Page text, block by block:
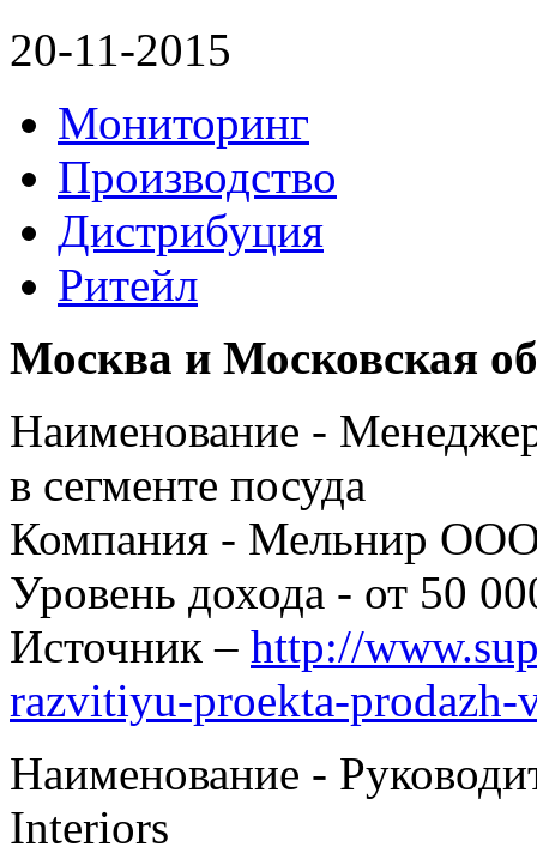
20-11-2015
Мониторинг
Производство
Дистрибуция
Ритейл
Москва и Московская
Наименование -
в сегменте посуда
Компания - Мельнир
Уровень дохода - от 50
Источник – http://
razvitiyu-proekta-prodazh-
Наименование -
Interiors